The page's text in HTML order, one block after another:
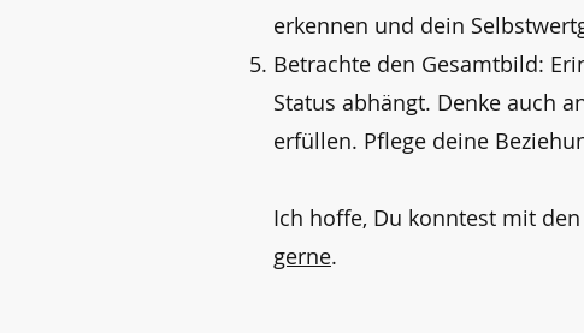
erkennen und dein
Betrachte den Gesamtbild:
Status abhängt. Denke auch
erfüllen. Pflege deine
Ich hoffe, Du konntest mit
gerne.